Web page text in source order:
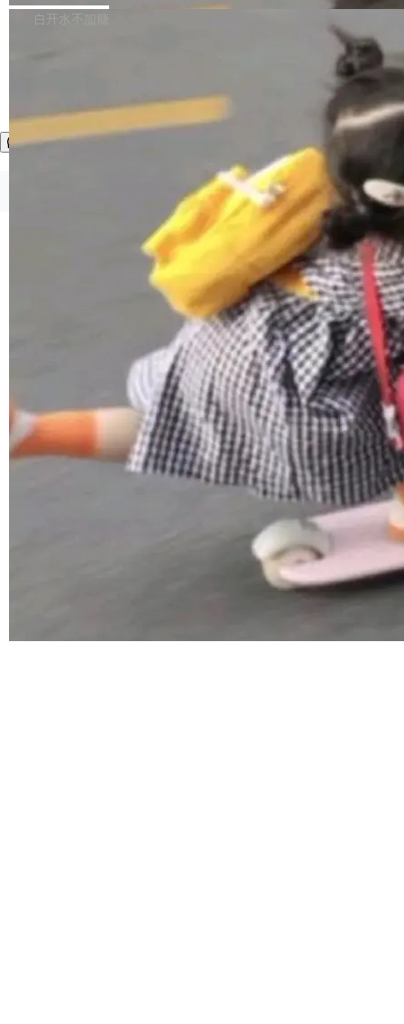
w 不要求标准普通话，方言识别覆盖粤语、吴语
容提供的字体时出现的几个问题 为避免音频加
质的最低采样率）的音频格式将被拒绝 修复了 C
SS 圆角虚线样式中可能存在的问题 如果表单中
的图像元素不在同一个子树中，则它们将不再关
发布的 Release Notes，他利用 AI 工具（如 Co
最强的若干项。对于尚未正式发版的 PG 19，则
通过拉取过去一年内（从 PG 18 Beta1 时间点
至今）的所有 commit，同样交由 AI 分析提炼。
经过人工复核，准确度令人满意。这一方法也为
社区爱好者提供了高效跟踪新版本的思路。
白开水不加糖
©OSCHINA(OSChina.NET) 京ICP备2025119063号